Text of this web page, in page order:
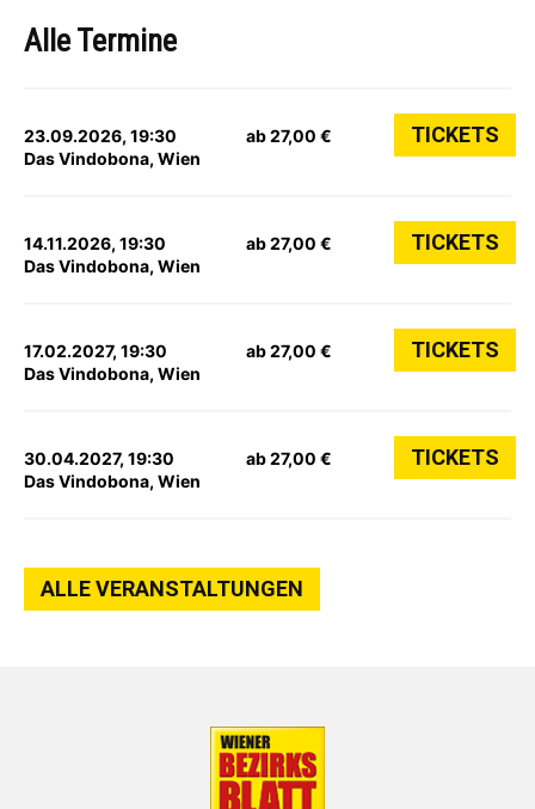
Alle Termine
23.09.2026, 19:30
Das Vindobona, Wien
ab 27,00 € TICKETS
14.11.2026, 19:30
Das Vindobona, Wien
ab 27,00 € TICKETS
17.02.2027, 19:30
Das Vindobona, Wien
ab 27,00 € TICKETS
30.04.2027, 19:30
Das Vindobona, Wien
ab 27,00 € TICKETS
ALLE VERANSTALTUNGEN